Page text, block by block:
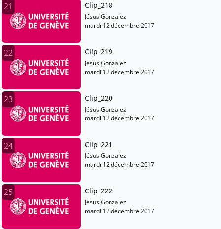
21 Clip_218
Jésus Gonzalez
mardi 12 décembre 2017
22 Clip_219
Jésus Gonzalez
mardi 12 décembre 2017
23 Clip_220
Jésus Gonzalez
mardi 12 décembre 2017
24 Clip_221
Jésus Gonzalez
mardi 12 décembre 2017
25 Clip_222
Jésus Gonzalez
mardi 12 décembre 2017